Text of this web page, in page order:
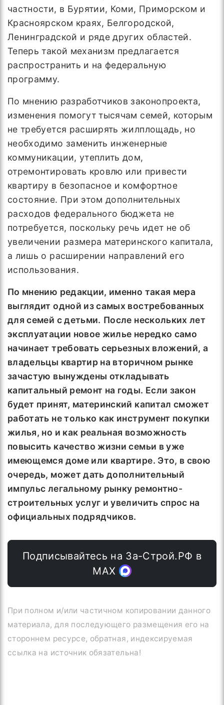
частности, в Бурятии, Коми, Приморском и
Красноярском краях, Белгородской,
Ленинградской и ряде других областей.
Теперь такой механизм предлагается
распространить и на федеральную
программу.
По мнению разработчиков законопроекта,
изменения помогут тысячам семей, которым
не требуется расширять жилплощадь, но
необходимо заменить инженерные
коммуникации, утеплить дом,
отремонтировать кровлю или привести
квартиру в безопасное и комфортное
состояние. При этом дополнительных
расходов федерального бюджета не
потребуется, поскольку речь идет не об
увеличении размера материнского капитала,
а лишь о расширении направлений его
использования.
По мнению редакции, именно такая мера
выглядит одной из самых востребованных
для семей с детьми. После нескольких лет
эксплуатации новое жилье нередко само
начинает требовать серьезных вложений, а
владельцы квартир на вторичном рынке
зачастую вынуждены откладывать
капитальный ремонт на годы. Если закон
будет принят, материнский капитал сможет
работать не только как инструмент покупки
жилья, но и как реальная возможность
повысить качество жизни семьи в уже
имеющемся доме или квартире. Это, в свою
очередь, может дать дополнительный
импульс легальному рынку ремонтно-
строительных услуг и увеличить спрос на
официальных подрядчиков.
Подписывайтесь на За-Строй.РФ в
МАХ
При полном и/или частичном копировании данного
материала, для последующего размещения его на
стороннем ресурсе, обратная, индексируемая
ссылка на источник обязательна!